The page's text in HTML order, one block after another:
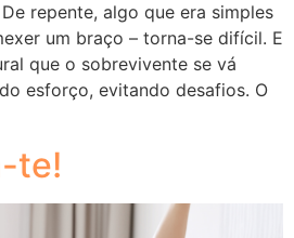
repente, algo que era simples
um braço – torna-se difícil. E
que o sobrevivente se vá
esforço, evitando desafios. O
te!